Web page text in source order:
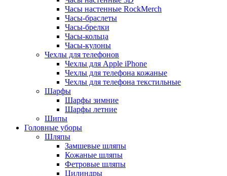
Часы настенные RockMerch
Часы-браслеты
Часы-брелки
Часы-кольца
Часы-кулоны
Чехлы для телефонов
Чехлы для Apple iPhone
Чехлы для телефона кожаные
Чехлы для телефона текстильные
Шарфы
Шарфы зимние
Шарфы летние
Шипы
Головные уборы
Шляпы
Замшевые шляпы
Кожаные шляпы
Фетровые шляпы
Цилиндры